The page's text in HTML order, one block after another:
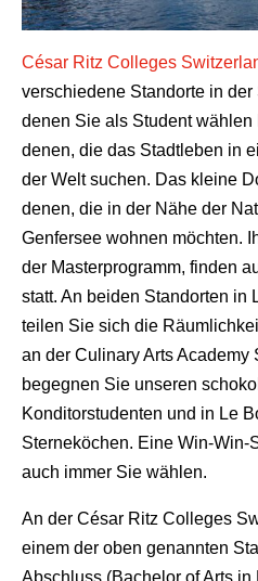
César Ritz Colleges
verschiedene Standorte in
denen Sie als Student wählen
denen, die das Stadtleben in
der Welt suchen. Das kleine
denen, die in der Nähe der
Genfersee wohnen möchten.
der Masterprogramm, finden
statt. An beiden Standorten in
teilen Sie sich die
an der Culinary Arts Academy
begegnen Sie unseren
Konditorstudenten und in Le
Sterneköchen. Eine Win-Win-
auch immer Sie wählen.
An der César Ritz Colleges
einem der oben genannten